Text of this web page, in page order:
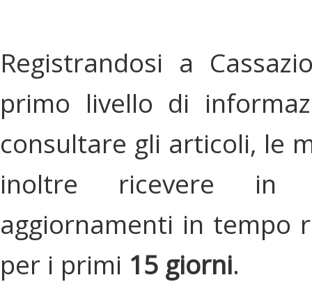
Registrandosi a
primo livello di
consultare gli articoli, le
inoltre ricevere in
aggiornamenti in tempo
per i primi 15 giorni.